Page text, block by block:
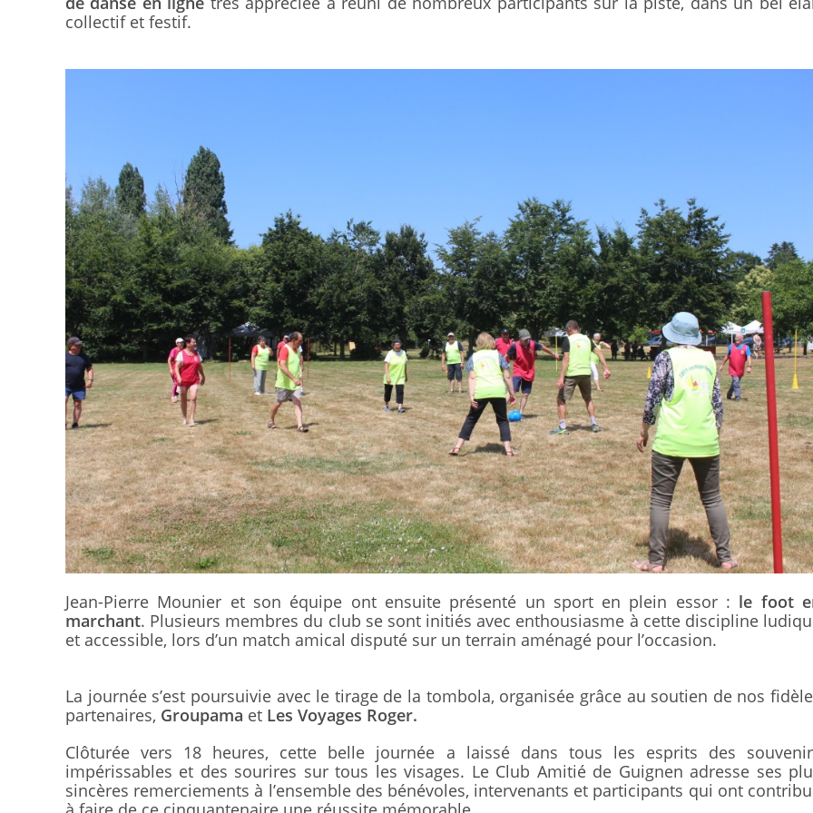
collectif et festif.
Jean-Pierre Mounier et son équipe ont ensuite présenté un sport en plein essor : le foot
marchant. Plusieurs membres du club se sont initiés avec enthousiasme à cette discipline
et accessible, lors d’un match amical disputé sur un terrain aménagé pour l’occasion.
La journée s’est poursuivie avec le tirage de la tombola, organisée grâce au soutien de nos
partenaires, Groupama et Les Voyages Roger.
Clôturée vers 18 heures, cette belle journée a laissé dans tous les esprits des
impérissables et des sourires sur tous les visages. Le Club Amitié de Guignen adresse ses
sincères remerciements à l’ensemble des bénévoles, intervenants et participants qui ont